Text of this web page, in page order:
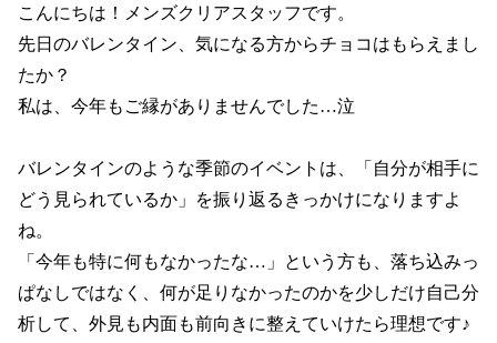
こんにちは！メンズクリアスタッフです。
先日のバレンタイン、気になる方からチョコはもらえまし
たか？
私は、今年もご縁がありませんでした…泣
バレンタインのような季節のイベントは、「自分が相手に
どう見られているか」を振り返るきっかけになりますよ
ね。
「今年も特に何もなかったな…」という方も、落ち込みっ
ぱなしではなく、何が足りなかったのかを少しだけ自己分
析して、外見も内面も前向きに整えていけたら理想です♪